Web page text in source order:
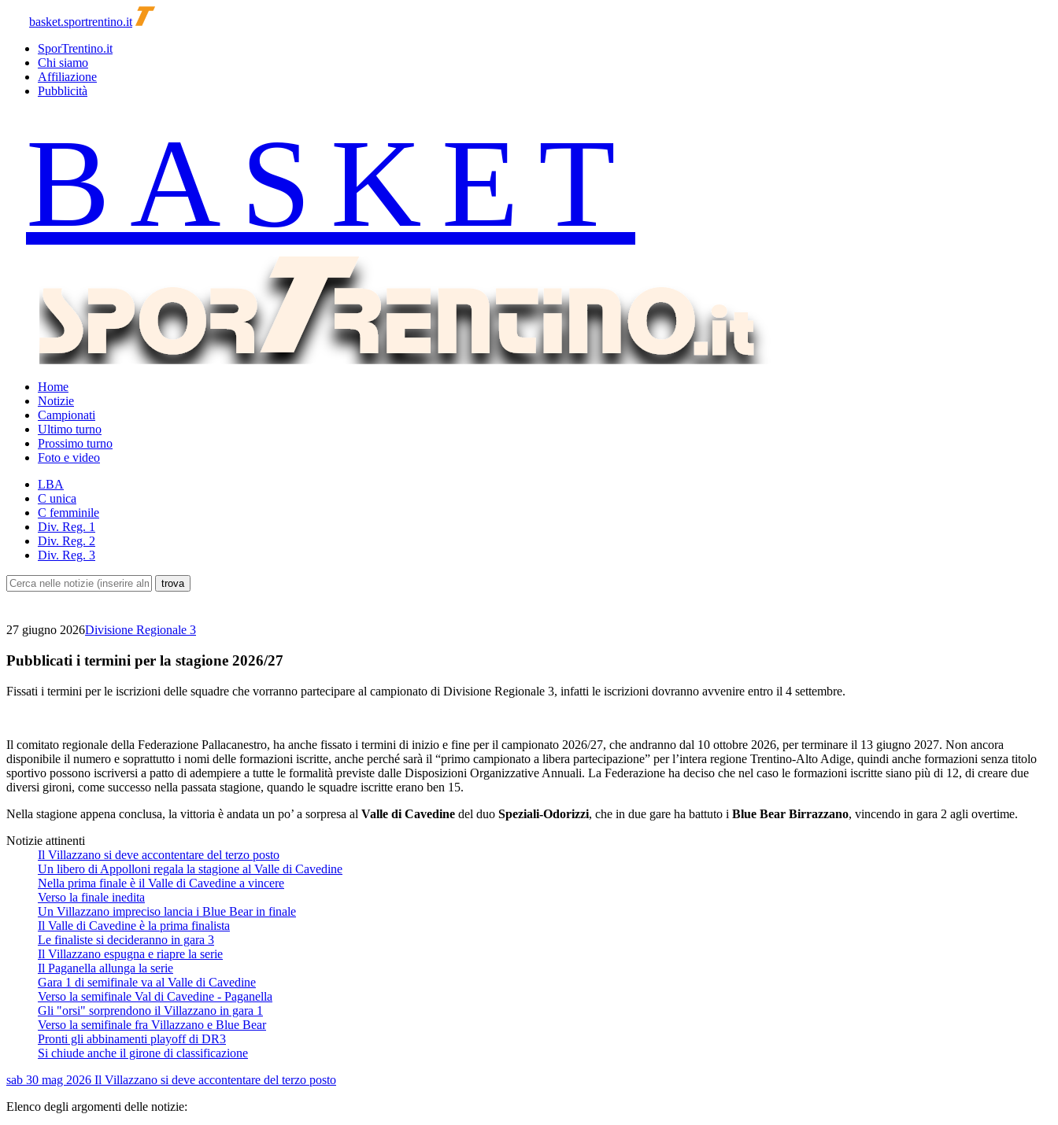
basket.sportrentino.it
SporTrentino.it
Chi siamo
Affiliazione
Pubblicità
Home
Notizie
Campionati
Ultimo turno
Prossimo turno
Foto e video
LBA
C unica
C femminile
Div. Reg. 1
Div. Reg. 2
Div. Reg. 3
27 giugno 2026Divisione Regionale 3
Pubblicati i termini per la stagione 2026/27
Fissati i termini per le iscrizioni delle squadre che vorranno partecipare al campionato di Divisione Regionale 3, infatti le iscrizioni dovranno avvenire entro il 4 settembre.
Il comitato regionale della Federazione Pallacanestro, ha anche fissato i termini di inizio e fine per il campionato 2026/27, che andranno dal 10 ottobre 2026, per terminare il 13 giugno 2027. Non ancora
disponibile il numero e soprattutto i nomi delle formazioni iscritte, anche perché sarà il “primo campionato a libera partecipazione” per l’intera regione Trentino-Alto Adige, quindi anche formazioni senza titolo
sportivo possono iscriversi a patto di adempiere a tutte le formalità previste dalle Disposizioni Organizzative Annuali. La Federazione ha deciso che nel caso le formazioni iscritte siano più di 12, di creare due
diversi gironi, come successo nella passata stagione, quando le squadre iscritte erano ben 15.
Nella stagione appena conclusa, la vittoria è andata un po’ a sorpresa al Valle di Cavedine del duo Speziali-Odorizzi, che in due gare ha battuto i Blue Bear Birrazzano, vincendo in gara 2 agli overtime.
Notizie attinenti
Il Villazzano si deve accontentare del terzo posto
Un libero di Appolloni regala la stagione al Valle di Cavedine
Nella prima finale è il Valle di Cavedine a vincere
Verso la finale inedita
Un Villazzano impreciso lancia i Blue Bear in finale
Il Valle di Cavedine è la prima finalista
Le finaliste si decideranno in gara 3
Il Villazzano espugna e riapre la serie
Il Paganella allunga la serie
Gara 1 di semifinale va al Valle di Cavedine
Verso la semifinale Val di Cavedine - Paganella
Gli "orsi" sorprendono il Villazzano in gara 1
Verso la semifinale fra Villazzano e Blue Bear
Pronti gli abbinamenti playoff di DR3
Si chiude anche il girone di classificazione
sab 30 mag 2026 Il Villazzano si deve accontentare del terzo posto
Elenco degli argomenti delle notizie: